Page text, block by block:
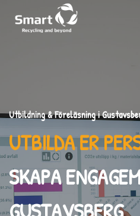
Utbildning & Föreläsning i
UTBILDA ER
SKAPA